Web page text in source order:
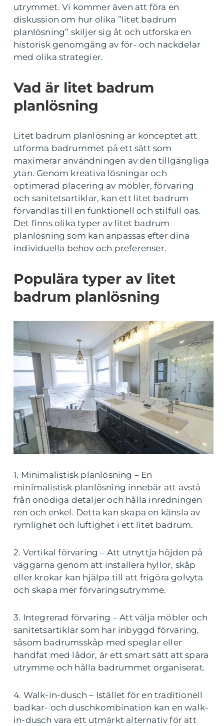
utrymmet. Vi kommer även att föra en
diskussion om hur olika ”litet badrum
planlösning” skiljer sig åt och utforska en
historisk genomgång av för- och nackdelar
med olika strategier.
Vad är litet badrum
planlösning
Litet badrum planlösning är konceptet att
utforma badrummet på ett sätt som
maximerar användningen av den tillgängliga
ytan. Genom kreativa lösningar och
optimerad placering av möbler, förvaring
och sanitetsartiklar, kan ett litet badrum
förvandlas till en funktionell och stilfull oas.
Det finns olika typer av litet badrum
planlösning som kan anpassas efter dina
individuella behov och preferenser.
Populära typer av litet
badrum planlösning
1. Minimalistisk planlösning – En
minimalistisk planlösning innebär att avstå
från onödiga detaljer och hålla inredningen
ren och enkel. Detta kan skapa en känsla av
rymlighet och luftighet i ett litet badrum.
2. Vertikal förvaring – Att utnyttja höjden på
väggarna genom att installera hyllor, skåp
eller krokar kan hjälpa till att frigöra golvyta
och skapa mer förvaringsutrymme.
3. Integrerad förvaring – Att välja möbler och
sanitetsartiklar som har inbyggd förvaring,
såsom badrumsskåp med speglar eller
handfat med lådor, är ett smart sätt att spara
utrymme och hålla badrummet organiserat.
4. Walk-in-dusch – Istället för en traditionell
badkar- och duschkombination kan en walk-
in-dusch vara ett utmärkt alternativ för att